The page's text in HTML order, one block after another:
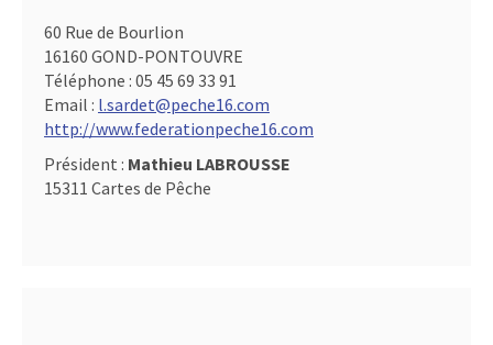
60 Rue de Bourlion
16160 GOND-PONTOUVRE
Téléphone : 05 45 69 33 91
Email : l.sardet@peche16.com
http://www.federationpeche16.com
Président : Mathieu LABROUSSE
15311 Cartes de Pêche